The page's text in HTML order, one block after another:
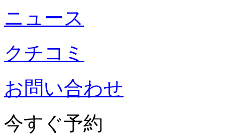
ニュース
クチコミ
お問い合わせ
今すぐ予約